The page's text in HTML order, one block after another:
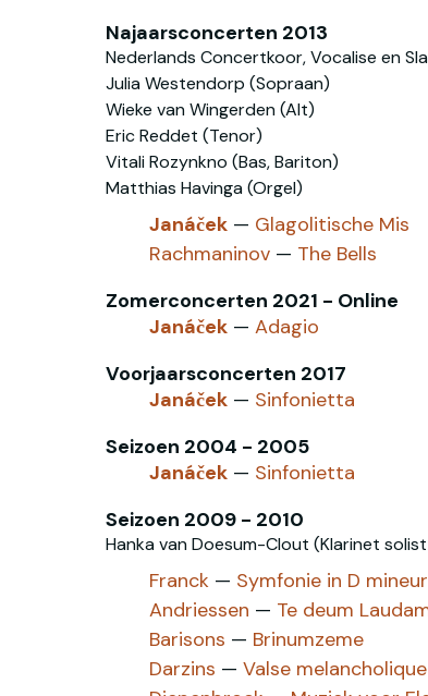
Najaarsconcerten 2013
Nederlands Concertkoor, Vocalise en
Julia Westendorp (Sopraan)
Wieke van Wingerden (Alt)
Eric Reddet (Tenor)
Vitali Rozynkno (Bas, Bariton)
Matthias Havinga (Orgel)
Janáček — Glagolitische Mis
Rachmaninov — The Bells
Zomerconcerten 2021 - Online
Janáček — Adagio
Voorjaarsconcerten 2017
Janáček — Sinfonietta
Seizoen 2004 - 2005
Janáček — Sinfonietta
Seizoen 2009 - 2010
Hanka van Doesum-Clout (Klarinet
Franck — Symfonie in D mineur
Andriessen — Te deum
Barisons — Brinumzeme
Darzins — Valse melancholique